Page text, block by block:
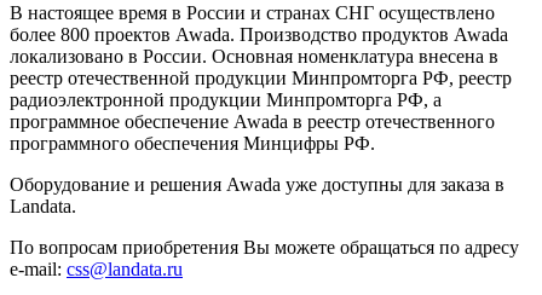
В настоящее время в России и странах СНГ осуществлено
более 800 проектов Awada. Производство продуктов Awada
локализовано в России. Основная номенклатура внесена в
реестр отечественной продукции Минпромторга РФ, реестр
радиоэлектронной продукции Минпромторга РФ, а
программное обеспечение Awada в реестр отечественного
программного обеспечения Минцифры РФ.
Оборудование и решения Awada уже доступны для заказа в
Landata.
По вопросам приобретения Вы можете обращаться по адресу
e-mail: css@landata.ru